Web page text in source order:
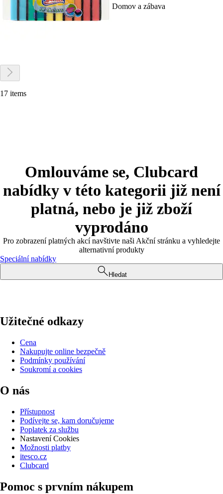
Domov a zábava
17 items
Omlouváme se, Clubcard
nabídky v této kategorii již není
platná, nebo je již zboží
vyprodáno
Pro zobrazení platných akcí navštivte naši Akční stránku a vyhledejte
alternativní produkty
Speciální nabídky
Hledat
Užitečné odkazy
Cena
Nakupujte online bezpečně
Podmínky používání
Soukromí a cookies
O nás
Přístupnost
Podívejte se, kam doručujeme
Poplatek za službu
Nastavení Cookies
Možnosti platby
itesco.cz
Clubcard
Pomoc s prvním nákupem